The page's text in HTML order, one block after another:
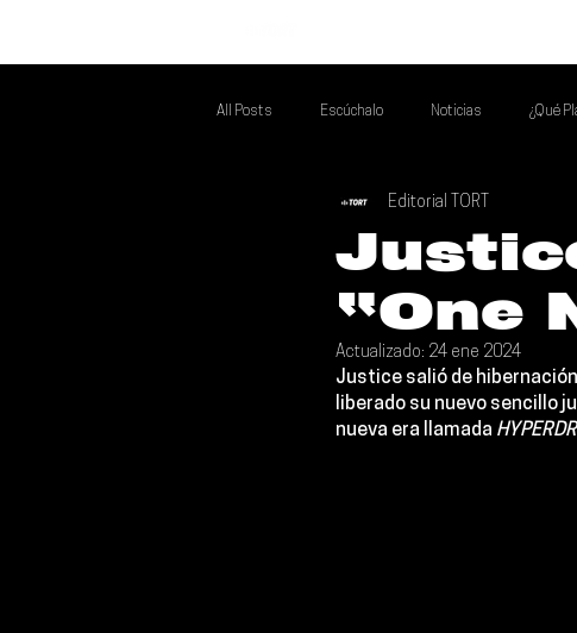
All Posts Escúchalo Noticias ¿Qué
Si Te Gusta... Te Recomendamos A...
Poder Latino Que Descubrir Mejores de la
“One
Editorial TORT
Actualizado: 24 ene 2024
Justice salió de
liberado su nuevo sencillo
nueva era llamada